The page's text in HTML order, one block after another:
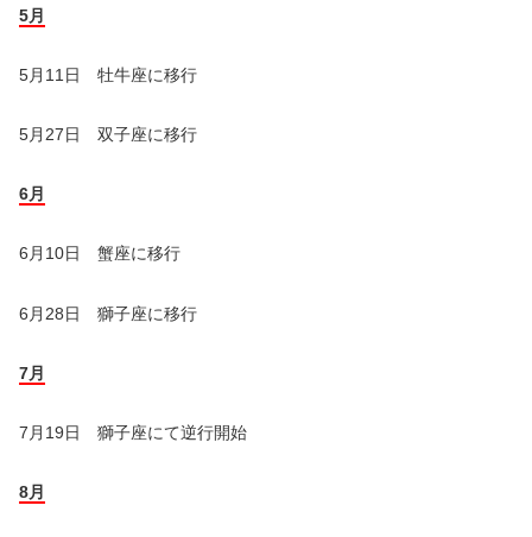
5月
5月11日 牡牛座に移行
5月27日 双子座に移行
6月
6月10日 蟹座に移行
6月28日 獅子座に移行
7月
7月19日 獅子座にて逆行開始
8月